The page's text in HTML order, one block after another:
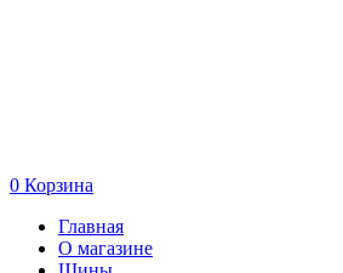
0 Корзина
Главная
О магазине